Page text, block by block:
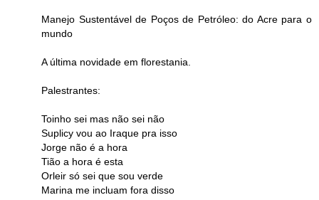
Manejo Sustentável de Poços de Petróleo: do Acre para o
mundo
A última novidade em florestania.
Palestrantes:
Toinho sei mas não sei não
Suplicy vou ao Iraque pra isso
Jorge não é a hora
Tião a hora é esta
Orleir só sei que sou verde
Marina me incluam fora disso